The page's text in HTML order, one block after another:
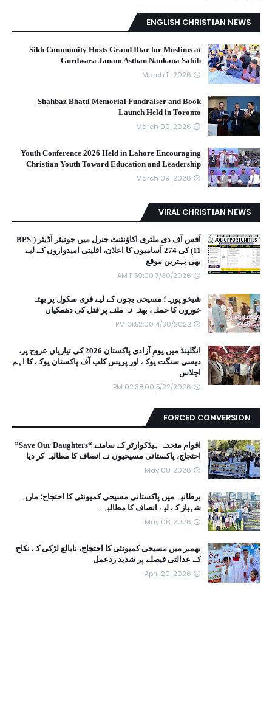
ENGLISH CHRISTIAN NEWS
Sikh Community Hosts Grand Iftar for Muslims at
Gurdwara Janam Asthan Nankana Sahib
March 11, 2026
Shahbaz Bhatti Memorial Fundraiser and Book
Launch Held in Toronto
March 09, 2026
Youth Conference 2026 Held in Lahore Encouraging
Christian Youth Toward Education and Leadership
March 09, 2026
VIRAL CHRISTIAN NEWS
آفس آف دی ملٹری اکاؤنٹنٹ جنرل میں جونیئر آڈیٹر (BPS-
11) کی 274 آسامیوں کا اعلان، اقلیتی امیدواروں کے لیے
بھی بہترین موقع
7/30/2026 11:59:00 AM
شیخو پورہ؛ مسیحی بچوں کے لیے فری سکول پر بھتہ
خوروں کا حملہ، بھتہ نہ ملنے پر قتل کی دھمکیاں
4/30/2022 01:52:00 PM
انگلینڈ میں یومِ آزادی پاکستان 2026 کی تیاریاں عروج پر،
دیسی سنگت یوکے اور پریس کلب آف پاکستان یوکے کا اہم
اجلاس
5/22/2026 02:38:00 PM
FORCED CONVERSION
اقوام متحدہ ہیڈکوارٹر کے سامنے “Save Our Daughters”
احتجاج، پاکستانی مسیحیوں نے انصاف کا مطالبہ کر دیا
May 08, 2026
برطانیہ میں پاکستانی مسیحی کمیونٹی کا احتجاج؛ ماریہ
شہباز کے لیے انصاف کا مطالبہ۔
May 08, 2026
بھمبر میں مسیحی کمیونٹی کا احتجاج، نابالغ لڑکی کے نکاح
کے عدالتی فیصلے پر شدید ردعمل
April 20, 2026